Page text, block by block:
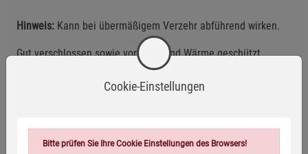
Hinweis: Kann bei übermäßigem Verzehr abführend wirken.
Gut verschlossen sowie vor Licht und Wärme geschützt
Mindestens haltbar bis: siehe Aufdruck.
Eigenschaften
Cookie-Einstellungen
Bitte prüfen Sie Ihre Cookie Einstellungen des Browsers!